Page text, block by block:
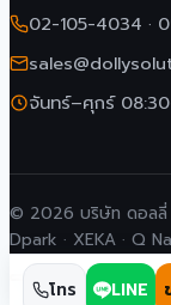
02-105-4034 ·
จันทร์–ศุกร์
© 2026 บริษัท ดอลลี่
Dpark · XEKA · Q
โทร LINE